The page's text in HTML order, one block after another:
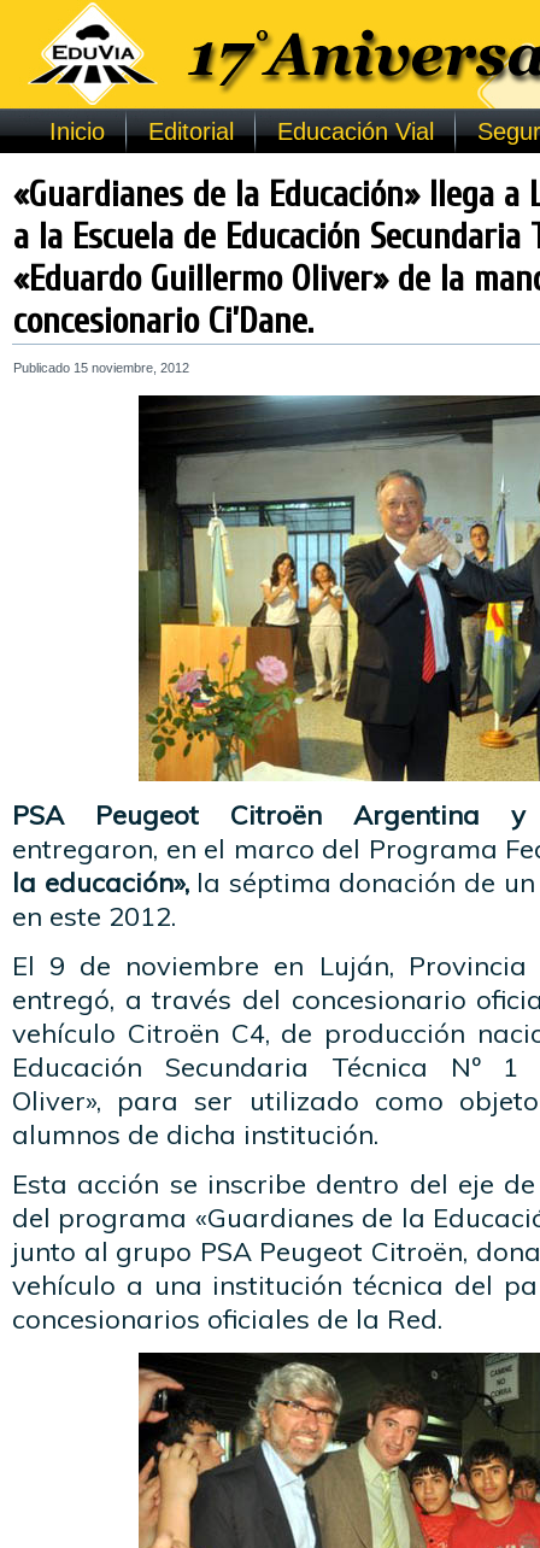
Inicio Editorial Educación Vial
«Guardianes de la Educación» llega a
a la Escuela de Educación Secundaria
«Eduardo Guillermo Oliver» de la
concesionario Ci’Dane.
Publicado 15 noviembre, 2012
PSA Peugeot Citroën Argentina
entregaron, en el marco del Programa
la educación»,la séptima donación de
en este 2012.
El 9 de noviembre en Luján, Provincia
entregó, a través del concesionario
vehículo Citroën C4, de producción
Educación Secundaria Técnica Nº 1
Oliver», para ser utilizado como
alumnos de dicha institución.
Esta acción se inscribe dentro del eje de
del programa «Guardianes de la
junto al grupo PSA Peugeot Citroën,
vehículo a una institución técnica del
concesionarios oficiales de la Red.